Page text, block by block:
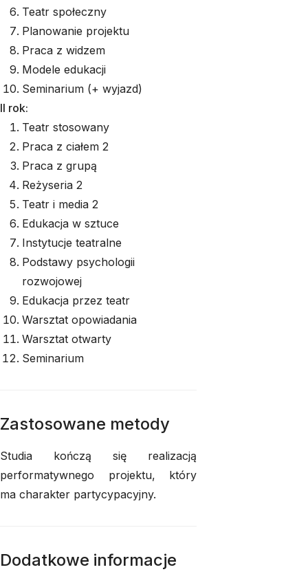
Teatr społeczny
Planowanie projektu
Praca z widzem
Modele edukacji
Seminarium (+ wyjazd)
II rok:
Teatr stosowany
Praca z ciałem 2
Praca z grupą
Reżyseria 2
Teatr i media 2
Edukacja w sztuce
Instytucje teatralne
Podstawy psychologii
rozwojowej
Edukacja przez teatr
Warsztat opowiadania
Warsztat otwarty
Seminarium
Zastosowane metody
Studia kończą się realizacją
performatywnego projektu, który
ma charakter partycypacyjny.
Dodatkowe informacje